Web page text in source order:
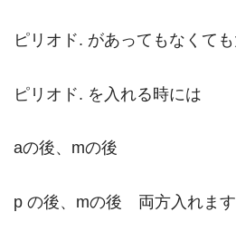
ピリオド. があってもなくても
ピリオド. を入れる時には
aの後、mの後
p の後、mの後 両方入れます